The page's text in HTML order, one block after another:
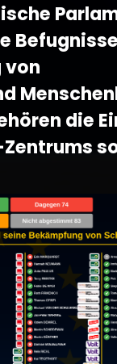
von
die